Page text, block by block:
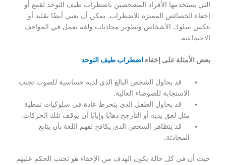
التي يستخدمها الأفراد المشخصين باضطراب طيف التوحد لقمع أو
إخفاء الخصائص المميزة للاضطراب. يمكن أن يعني أيضًا تقليد أو
عكس سلوك الأشخاص وتطوير محادثات ولغة تعمل في المواقف
الاجتماعية.
بعض الأمثلة على إخفاء اضطراب طيف التوحد
قد يحاول الشخص البالغ الذي لديه حساسية للصوت تجنب
الاستجابة للضوضاء العالية.
قد يحاول الطفل الذي ينخرط عادة في سلوكيات نمطية
مثل لعق يديه أو التأرجح ذهابًا وإيابًا أن يوقف تلك الحركات.
قد يتظاهر الشخص الذي يكافح لفهم اللغة بأن يتابع
المحادثة.
حيث أن في كل حالة يكون الهدف من الإخفاء هو تجنب الحكم عليهم